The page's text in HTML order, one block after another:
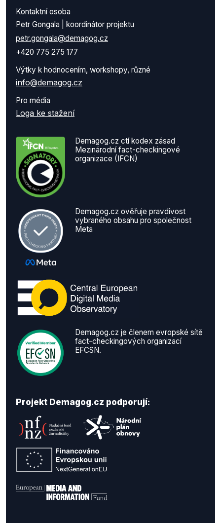
Kontaktní osoba
Petr Gongala | koordinátor projektu
petr.gongala@demagog.cz
+420 775 275 177
Výtky k hodnocením, workshopy, různé
info@demagog.cz
Pro média
Loga ke stažení
Demagog.cz ctí kodex zásad
Mezinárodní fact-checkingové
organizace (IFCN)
Demagog.cz ověřuje pravdivost
vybraného obsahu pro společnost
Meta
Demagog.cz je členem evropské sítě
fact-checkingových organizací
EFCSN.
Projekt Demagog.cz podporují: